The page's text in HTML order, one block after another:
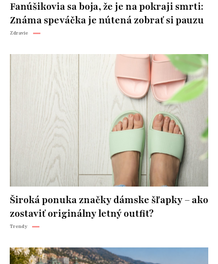
Fanúšikovia sa boja, že je na pokraji smrti:
Známa speváčka je nútená zobrať si pauzu
Zdravie
Široká ponuka značky dámske šľapky – ako
zostaviť originálny letný outfit?
Trendy